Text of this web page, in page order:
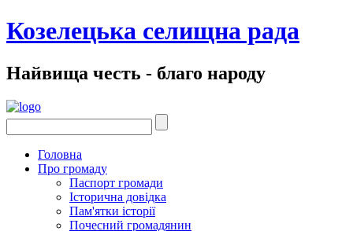
Козелецька селищна рада
Найвища честь - благо народу
Головна
Про громаду
Паспорт громади
Історична довідка
Пам'ятки історії
Почесний громадянин